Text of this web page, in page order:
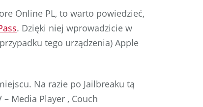
Online PL, to warto powiedzieć,
. Dzięki niej wprowadzicie w
tego urządzenia) Apple
Na razie po Jailbreaku tą
Media Player , Couch